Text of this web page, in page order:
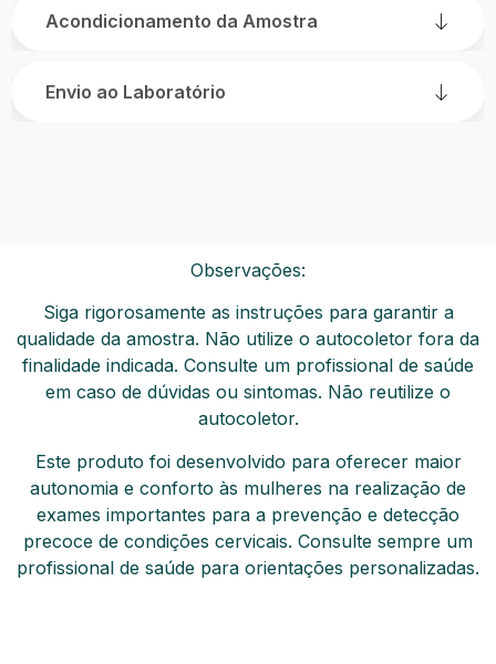
Acondicionamento da Amostra
Envio ao Laboratório
Observações:
Siga rigorosamente as instruções para garantir a
qualidade da amostra. Não utilize o autocoletor fora da
finalidade indicada. Consulte um profissional de saúde
em caso de dúvidas ou sintomas. Não reutilize o
autocoletor.
Este produto foi desenvolvido para oferecer maior
autonomia e conforto às mulheres na realização de
exames importantes para a prevenção e detecção
precoce de condições cervicais. Consulte sempre um
profissional de saúde para orientações personalizadas.